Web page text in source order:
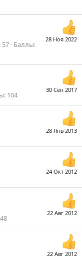
28 Ноя 2022
57 Баллы
30 Сен 2017
104
28 Янв 2013
24 Окт 2012
22 Авг 2012
48
22 Авг 2012